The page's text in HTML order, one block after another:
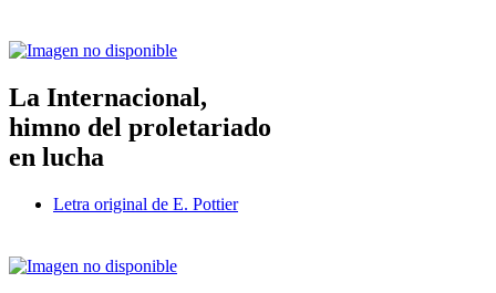
La Internacional,
himno del proletariado
en lucha
Letra original de E. Pottier